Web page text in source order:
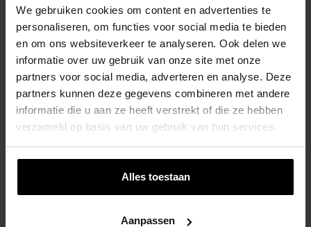
We gebruiken cookies om content en advertenties te
personaliseren, om functies voor social media te bieden
en om ons websiteverkeer te analyseren. Ook delen we
informatie over uw gebruik van onze site met onze
partners voor social media, adverteren en analyse. Deze
partners kunnen deze gegevens combineren met andere
informatie die u aan ze heeft verstrekt of die ze hebben
verzameld op basis van uw gebruik van hun services.
Alles toestaan
Aanpassen
Zandbak Met Parasoldak 120 X 100 – Met
Opklapbare Bankjes – 2 Planks Antraciet –
Prestige Garden
€139,00